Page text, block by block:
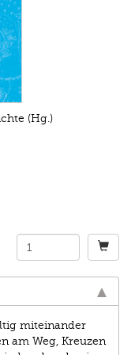
(Hg.)
miteinander
am Weg, Kreuzen